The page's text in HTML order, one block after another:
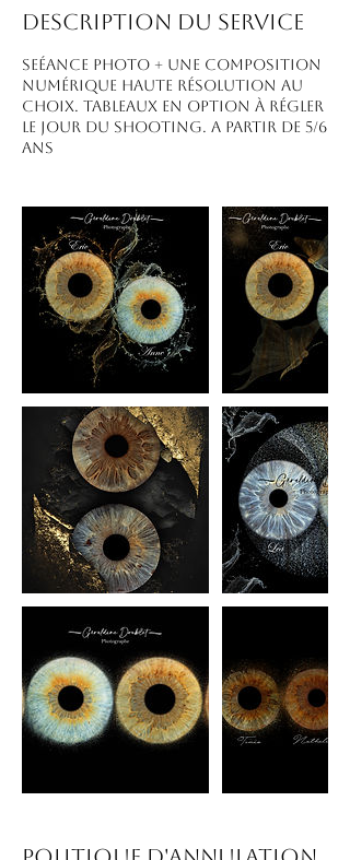
Description du service
Seéance photo + une composition
numérique haute résolution au
choix. Tableaux en option à régler
le jour du shooting. A partir de 5/6
ans